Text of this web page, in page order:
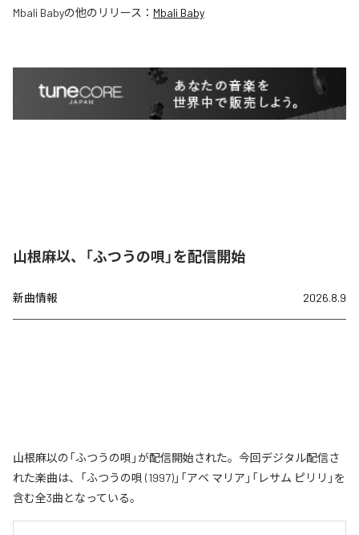
Mbali Babyの他のリリース： Mbali Baby
山根麻以、「ふつうの唄」を配信開始
新曲情報 2026.8.9
山根麻以の「ふつうの唄」が配信開始された。今回デジタル配信さ
れた楽曲は、「ふつうの唄 (1997)」「アベ マリア」「レサム ピリリ」を
含む全3曲となっている。